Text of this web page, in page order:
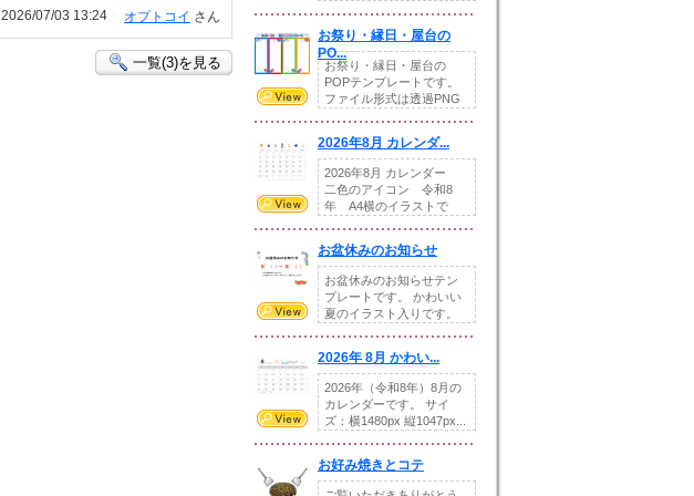
オプトコイ さん
2026/07/03 13:24
一覧(3)を見る
お祭り・縁日・屋台の
PO...
お祭り・縁日・屋台の
POPテンプレートです。
ファイル形式は透過PNG
2026年8月 カレンダ...
2026年8月 カレンダー
二色のアイコン 令和8
年 A4横のイラストで
お盆休みのお知らせ
お盆休みのお知らせテン
プレートです。 かわいい
夏のイラスト入りです。
2026年 8月 かわい...
2026年（令和8年）8月の
カレンダーです。 サイ
ズ：横1480px 縦1047px...
お好み焼きとコテ